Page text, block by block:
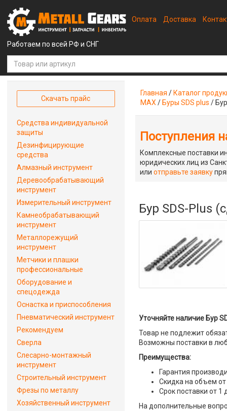
Работаем по всей РФ и СНГ
Оплата Доставка
Главная / Каталог
MAX / Буры SDS plus /
Поступления
Комплексные поставки
юридических лиц из
илиотправьте заявку
Бур SDS-Plus
Уточняйте наличие Бур
Товар не подлежит
Возможны поставки в
Преимущества:
Гарантия
Скидка на объем от
Срок поставки от 1
На дополнительные
Скачать прайс
Средства индивидуальной
защиты
Дезинфицирующие
средства
Алмазный инструмент
Деревообрабатывающий
инструмент
Измерительный инструмент
Камнеобрабатывающий
инструмент
Металлорежущий
инструмент
Метчики и плашки
профессиональные
Оборудование и
спецодежда
Оснастка и приспособления
Пневматический инструмент
Рекомендуем
Сверла
Слесарно-монтажный
инструмент
Строительный инструмент
Фрезы по металлу
Хозяйственный инструмент